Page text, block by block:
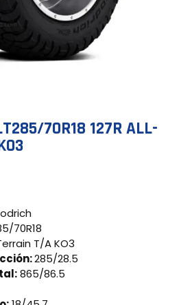
70R18 127R ALL-
70R18
T/A KO3
285/28.5
865/86.5